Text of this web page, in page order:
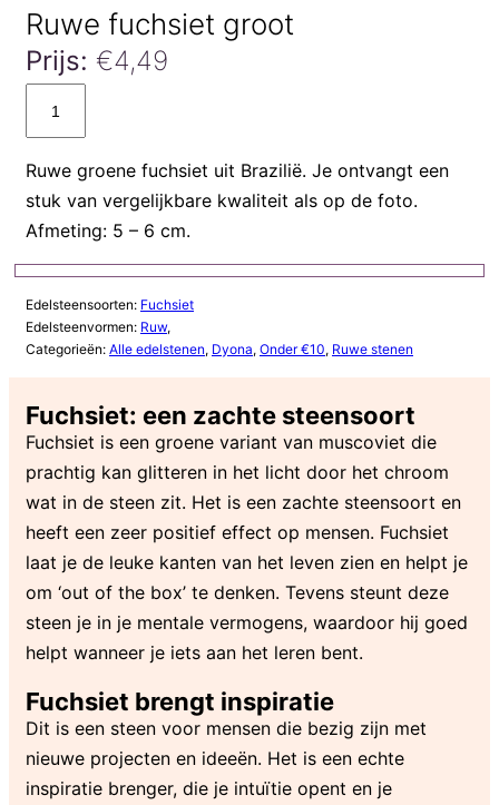
Ruwe fuchsiet groot
Prijs: €4,49
Ruwe groene fuchsiet uit Brazilië. Je ontvangt een
stuk van vergelijkbare kwaliteit als op de foto.
Afmeting: 5 – 6 cm.
Edelsteensoorten: Fuchsiet
Edelsteenvormen: Ruw,
Categorieën: Alle edelstenen, Dyona, Onder €10, Ruwe stenen
Fuchsiet: een zachte steensoort
Fuchsiet is een groene variant van muscoviet die
prachtig kan glitteren in het licht door het chroom
wat in de steen zit. Het is een zachte steensoort en
heeft een zeer positief effect op mensen. Fuchsiet
laat je de leuke kanten van het leven zien en helpt je
om ‘out of the box’ te denken. Tevens steunt deze
steen je in je mentale vermogens, waardoor hij goed
helpt wanneer je iets aan het leren bent.
Fuchsiet brengt inspiratie
Dit is een steen voor mensen die bezig zijn met
nieuwe projecten en ideeën. Het is een echte
inspiratie brenger, die je intuïtie opent en je